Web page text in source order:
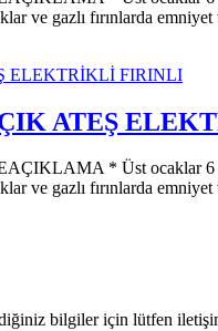
ve gazlı fırınlarda
ATEŞ
* Üst ocaklar 6
ve gazlı fırınlarda
bilgiler için lütfen